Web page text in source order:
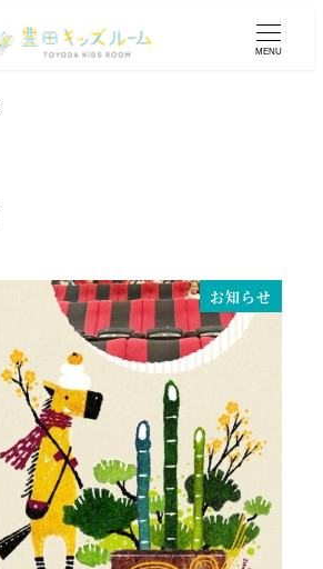
MENU
お知らせ